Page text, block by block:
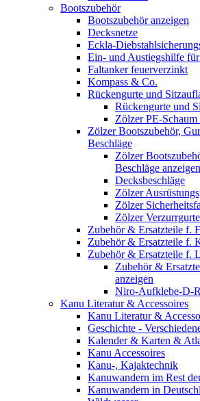
Bootszubehör
Bootszubehör anzeigen
Decksnetze
Eckla-
Ein- und Austiegshilfe
Faltanker feuerverzinkt
Kompass & Co.
Rückengurte und
Rückengurte und
Zölzer PE-Schaum
Zölzer Bootszubehör,
Beschläge
Zölzer
Beschläge anzeigen
Decksbeschläge
Zölzer
Zölzer
Zölzer Verzurrgurte
Zubehör & Ersatzteile f.
Zubehör & Ersatzteile f.
Zubehör & Ersatzteile f.
Zubehör &
anzeigen
Niro-Aufklebe-D-
Kanu Literatur & Accessoires
Kanu Literatur &
Geschichte -
Kalender & Karten &
Kanu Accessoires
Kanu-, Kajaktechnik
Kanuwandern im Rest
Kanuwandern in